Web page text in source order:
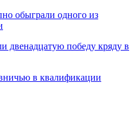
обыграли одного из
двенадцатую победу кряду в
в квалификации